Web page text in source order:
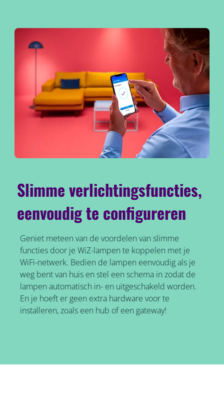
Slimme verlichtingsfuncties,
eenvoudig te configureren
Geniet meteen van de voordelen van slimme
functies door je WiZ-lampen te koppelen met je
WiFi-netwerk. Bedien de lampen eenvoudig als je
weg bent van huis en stel een schema in zodat de
lampen automatisch in- en uitgeschakeld worden.
En je hoeft er geen extra hardware voor te
installeren, zoals een hub of een gateway!